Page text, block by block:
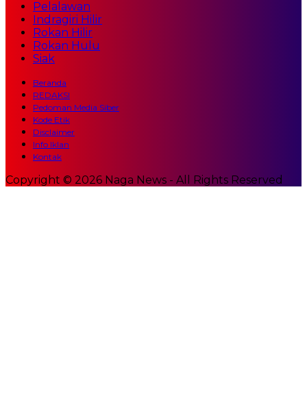
Pelalawan
Indragiri Hilir
Rokan Hilir
Rokan Hulu
Siak
Beranda
REDAKSI
Pedoman Media Siber
Kode Etik
Disclaimer
Info Iklan
Kontak
Copyright © 2026 Naga News - All Rights Reserved